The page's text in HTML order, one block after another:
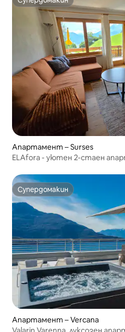
Супердомакин
Апартамент – Surses
ELAfora - уютен 2-стаен
Супердомакин
Супердомакин
Апартамент – Vercana